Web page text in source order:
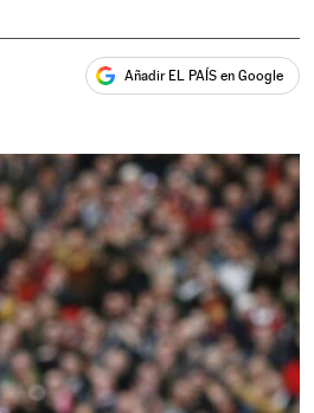
Añadir EL PAÍS en Google